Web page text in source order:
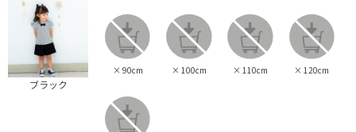
ブラック
× 90cm × 100cm × 110cm × 120cm